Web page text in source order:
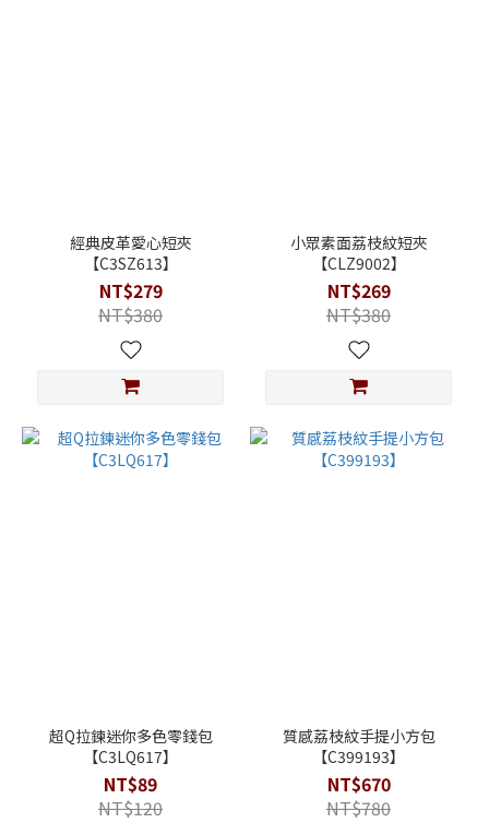
經典皮革愛心短夾
【C3SZ613】
NT$279
NT$380
小眾素面荔枝紋短夾
【CLZ9002】
NT$269
NT$380
超Q拉鍊迷你多色零錢包
【C3LQ617】
NT$89
NT$120
質感荔枝紋手提小方包
【C399193】
NT$670
NT$780